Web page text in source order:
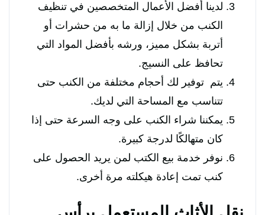
لدينا أفضل الأعمال المتخصصين في تنظيف
الكنب من خلال إزالة ما به من حشرات أو
أتربة بشكل مميز، ورشه بأفضل المواد التي
تحافظ على النسيج.
يتم توفير لك أحجام مختلفة من الكنب حتى
تتناسب مع المساحة التي لديك.
يمكننا شراء الكنب على وجه السرعة حتى إذا
كان متهالكًا لدرجة كبيرة.
نوفر خدمة بيع الكتب لمن يريد الحصول على
كنب تمت إعادة هيكلته مرة أخرى.